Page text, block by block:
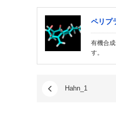
ペリプ
有機合
す。
Hahn_1